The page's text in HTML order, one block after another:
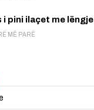
i pini ilaçet me lëngje
MË PARË